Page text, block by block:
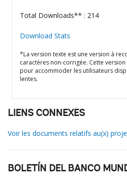
Total Downloads** : 214
Download Stats
*La version texte est une version à
caractères non-corrigée. Cette
pour accommoder les utilisateurs
lentes.
LIENS CONNEXES
Voir les documents relatifs au(x)
BOLETÍN DEL BANCO